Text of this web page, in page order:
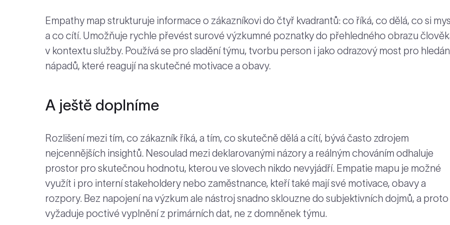
Empathy map strukturuje informace o zákazníkovi do čtyř kvadrantů: co říká, co dělá, co si
a co cítí. Umožňuje rychle převést surové výzkumné poznatky do přehledného obrazu
v kontextu služby. Používá se pro sladění týmu, tvorbu person i jako odrazový most pro
nápadů, které reagují na skutečné motivace a obavy.
A ještě doplníme
Rozlišení mezi tím, co zákazník říká, a tím, co skutečně dělá a cítí, bývá často zdrojem
nejcennějších insightů. Nesoulad mezi deklarovanými názory a reálným chováním odhaluje
prostor pro skutečnou hodnotu, kterou ve slovech nikdo nevyjádří. Empatie mapu je možné
využít i pro interní stakeholdery nebo zaměstnance, kteří také mají své motivace, obavy a
rozpory. Bez napojení na výzkum ale nástroj snadno sklouzne do subjektivních dojmů, a proto
vyžaduje poctivé vyplnění z primárních dat, ne z domněnek týmu.